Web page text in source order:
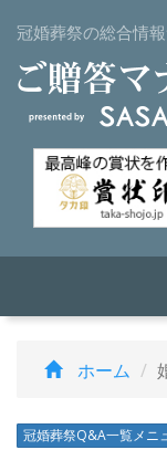
冠婚葬祭の総合情
ホーム
冠婚葬祭Q&A一覧メニ